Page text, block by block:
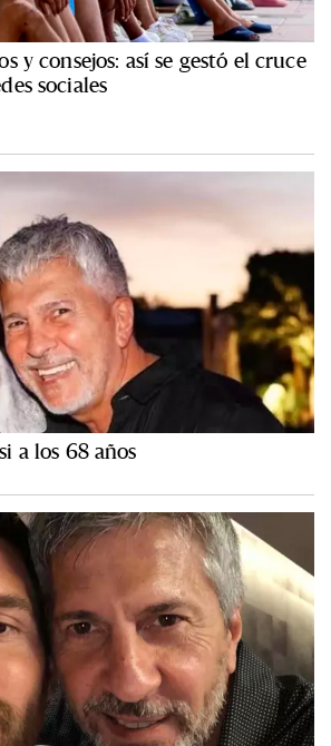
y consejos: así se gestó el cruce
sociales
a los 68 años